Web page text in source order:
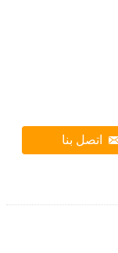
اتصل بنا